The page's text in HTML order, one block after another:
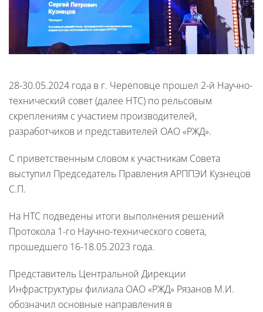
28-30.05.2024 года в г. Череповце прошел 2-й Научно-
технический совет (далее НТС) по рельсовым
скреплениям с участием производителей,
разработчиков и представителей ОАО «РЖД».
С приветственным словом к участникам Совета
выступил Председатель Правления АРППЭИ Кузнецов
С.П.
На НТС подведены итоги выполнения решений
Протокола 1-го Научно-технического совета,
прошедшего 16-18.05.2023 года.
Представитель Центральной Дирекции
Инфраструктуры филиала ОАО «РЖД» Рязанов М.И.
обозначил основные направления в